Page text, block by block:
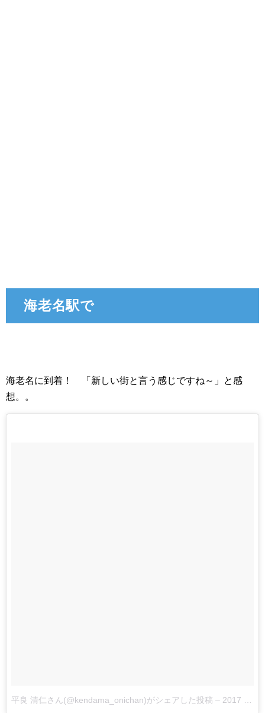
海老名駅で
海老名に到着！ 「新しい街と言う感じですね～」と感
想。。
平良 清仁さん(@kendama_onichan)がシェアした投稿 – 2017 11月 10 6:07午前 PST